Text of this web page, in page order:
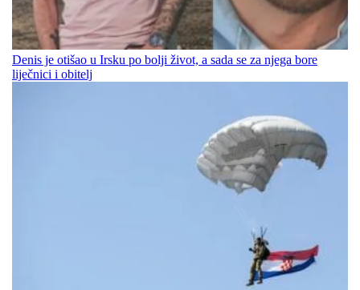
Denis je otišao u Irsku po bolji život, a sada se za njega bore
liječnici i obitelj